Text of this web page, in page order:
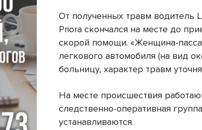
От полученных травм водитель
Priora скончался на месте до
скорой помощи. «Женщина-
легкового автомобиля (на вид
больницу, характер травм
На месте происшествия
следственно-оперативная
устанавливаются.